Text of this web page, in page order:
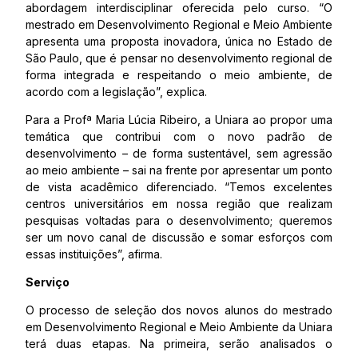
abordagem interdisciplinar oferecida pelo curso. “O
mestrado em Desenvolvimento Regional e Meio Ambiente
apresenta uma proposta inovadora, única no Estado de
São Paulo, que é pensar no desenvolvimento regional de
forma integrada e respeitando o meio ambiente, de
acordo com a legislação”, explica.
Para a Profª Maria Lúcia Ribeiro, a Uniara ao propor uma
temática que contribui com o novo padrão de
desenvolvimento – de forma sustentável, sem agressão
ao meio ambiente – sai na frente por apresentar um ponto
de vista acadêmico diferenciado. “Temos excelentes
centros universitários em nossa região que realizam
pesquisas voltadas para o desenvolvimento; queremos
ser um novo canal de discussão e somar esforços com
essas instituições”, afirma.
Serviço
O processo de seleção dos novos alunos do mestrado
em Desenvolvimento Regional e Meio Ambiente da Uniara
terá duas etapas. Na primeira, serão analisados o